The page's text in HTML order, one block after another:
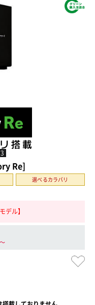
Re]
選べるカラバリ
デル】